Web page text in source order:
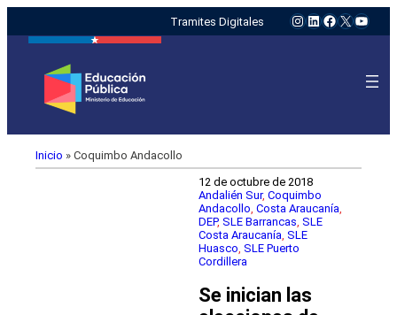
Tramites Digitales Instagram
LinkedIn
Facebook
X
Inicio » Coquimbo Andacollo
12 de octubre de 2018
Andalién Sur, Coquimbo
Andacollo Costa Araucanía
DEP, SLE Barrancas SLE
Costa Araucanía SLE
Huasco SLE Puerto
Cordillera
Se inician las